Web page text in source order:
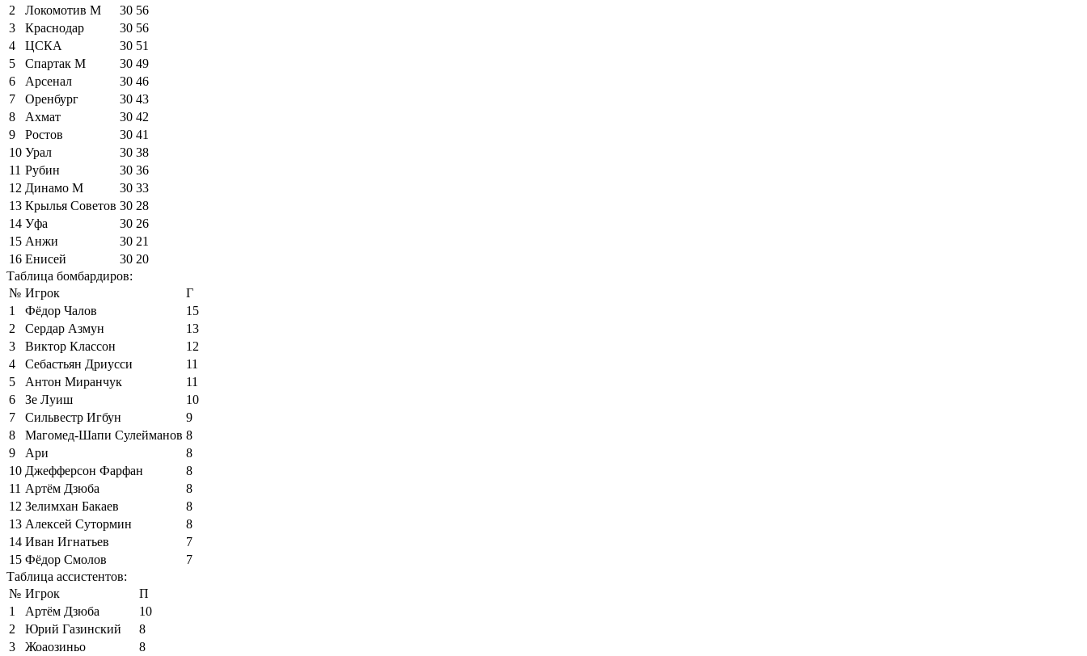
2
Локомотив М 30 56
3
Краснодар 30 56
4
ЦСКА 30 51
5
Спартак М 30 49
6
Арсенал 30 46
7
Оренбург 30 43
8
Ахмат 30 42
9
Ростов 30 41
10 Урал 30 38
11 Рубин 30 36
12 Динамо М 30 33
13 Крылья Советов 30 28
14 Уфа 30 26
15 Анжи 30 21
16 Енисей 30 20
Таблица бомбардиров:
№ Игрок
Г
1
Фёдор Чалов
15
2
Сердар Азмун
13
3
Виктор Классон
12
4
Себастьян Дриусси
11
5
Антон Миранчук
11
6
Зе Луиш
10
7
Сильвестр Игбун
9
8
Магомед-Шапи Сулейманов 8
9
Ари
8
10 Джефферсон Фарфан
8
11 Артём Дзюба
8
12 Зелимхан Бакаев
8
13 Алексей Сутормин
8
14 Иван Игнатьев
7
15 Фёдор Смолов
7
Таблица ассистентов:
№ Игрок
П
1
Артём Дзюба
10
2
Юрий Газинский
8
3
Жоаозиньо
8